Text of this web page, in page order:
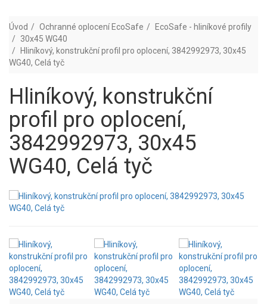
Úvod Ochranné oplocení EcoSafe
EcoSafe - hliníkové profily
30x45 WG40
Hliníkový, konstrukční profil pro oplocení, 3842992973, 30x45
WG40, Celá tyč
Hliníkový, konstrukční
profil pro oplocení,
3842992973, 30x45
WG40, Celá tyč